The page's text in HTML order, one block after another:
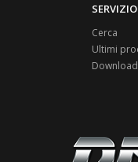
Cerca
Ultimi